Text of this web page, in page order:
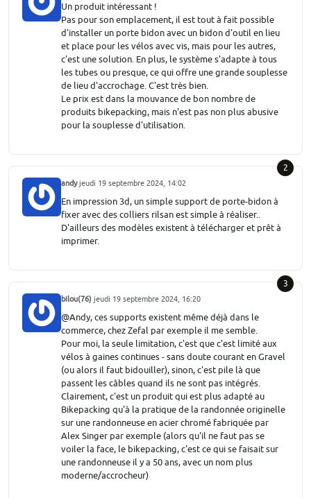
Un produit intéressant !
Pas pour son emplacement, il est tout à fait possible
d'installer un porte bidon avec un bidon d'outil en lieu
et place pour les vélos avec vis, mais pour les autres,
c'est une solution. En plus, le système s'adapte à tous
les tubes ou presque, ce qui offre une grande souplesse
de lieu d'accrochage. C'est très bien.
Le prix est dans la mouvance de bon nombre de
produits bikepacking, mais n'est pas non plus abusive
pour la souplesse d'utilisation.
2
andyjeudi 19 septembre 2024, 14:02
En impression 3d, un simple support de porte-bidon à
fixer avec des colliers rilsan est simple à réaliser..
D'ailleurs des modèles existent à télécharger et prêt à
imprimer.
3
bilou(76) jeudi 19 septembre 2024, 16:20
@Andy, ces supports existent même déjà dans le
commerce, chez Zefal par exemple il me semble.
Pour moi, la seule limitation, c'est que c'est limité aux
vélos à gaines continues - sans doute courant en Gravel
(ou alors il faut bidouiller), sinon, c'est pile là que
passent les câbles quand ils ne sont pas intégrés.
Clairement, c'est un produit qui est plus adapté au
Bikepacking qu'à la pratique de la randonnée originelle
sur une randonneuse en acier chromé fabriquée par
Alex Singer par exemple (alors qu'il ne faut pas se
voiler la face, le bikepacking, c'est ce qui se faisait sur
une randonneuse il y a 50 ans, avec un nom plus
moderne/accrocheur)